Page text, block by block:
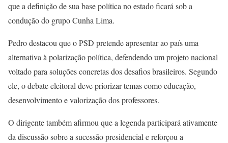
que a definição de sua base política no estado ficará sob a
condução do grupo Cunha Lima.
Pedro destacou que o PSD pretende apresentar ao país uma
alternativa à polarização política, defendendo um projeto nacional
voltado para soluções concretas dos desafios brasileiros. Segundo
ele, o debate eleitoral deve priorizar temas como educação,
desenvolvimento e valorização dos professores.
O dirigente também afirmou que a legenda participará ativamente
da discussão sobre a sucessão presidencial e reforçou a